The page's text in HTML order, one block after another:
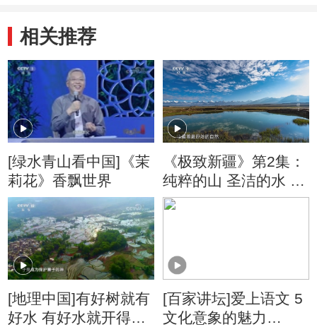
相关推荐
[绿水青山看中国]《茉
莉花》香飘世界
《极致新疆》第2集：
纯粹的山 圣洁的水 养
育了最质朴的人类
[地理中国]有好树就有
好水 有好水就开得好
[百家讲坛]爱上语文 5
文化意象的魅力